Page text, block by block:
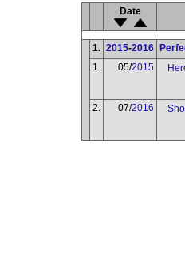
Date
1. 2015-2016
1. 05/2015
2. 07/2016